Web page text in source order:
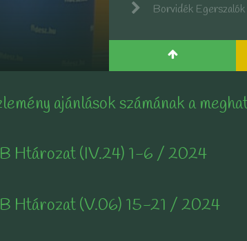
Borvidék Egerszalók
ajánlások számának a
Htározat (IV.24) 1-6 / 2024
Htározat (V.06) 15-21 / 2024